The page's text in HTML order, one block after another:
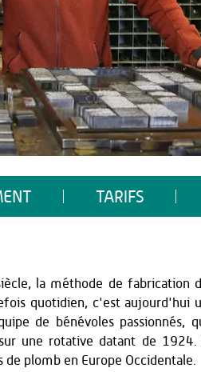
TARIFS
la méthode de fabrication
quotidien, c'est aujourd'hui
de bénévoles passionnés,
une rotative datant de 1924.
plomb en Europe Occidentale.